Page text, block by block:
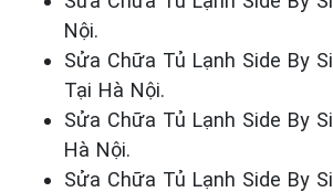
Nội.
Sửa Chữa Tủ Lạnh Side By
Tại Hà Nội.
Sửa Chữa Tủ Lạnh Side By
Hà Nội.
Sửa Chữa Tủ Lạnh Side By